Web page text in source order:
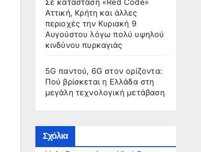
Σε κατάσταση «Red Code»
Αττική, Κρήτη και άλλες
περιοχές την Κυριακή 9
Αυγούστου λόγω πολύ υψηλού
κινδύνου πυρκαγιάς
5G παντού, 6G στον ορίζοντα:
Πού βρίσκεται η Ελλάδα στη
μεγάλη τεχνολογική μετάβαση
Σχόλια